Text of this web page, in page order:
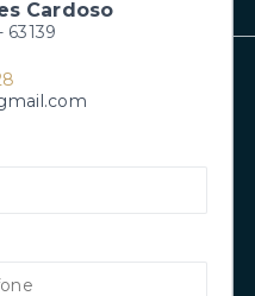
Cardoso
63139